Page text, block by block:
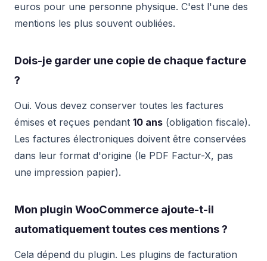
euros pour une personne physique. C'est l'une des
mentions les plus souvent oubliées.
Dois-je garder une copie de chaque facture
?
Oui. Vous devez conserver toutes les factures
émises et reçues pendant 10 ans (obligation fiscale).
Les factures électroniques doivent être conservées
dans leur format d'origine (le PDF Factur-X, pas
une impression papier).
Mon plugin WooCommerce ajoute-t-il
automatiquement toutes ces mentions ?
Cela dépend du plugin. Les plugins de facturation